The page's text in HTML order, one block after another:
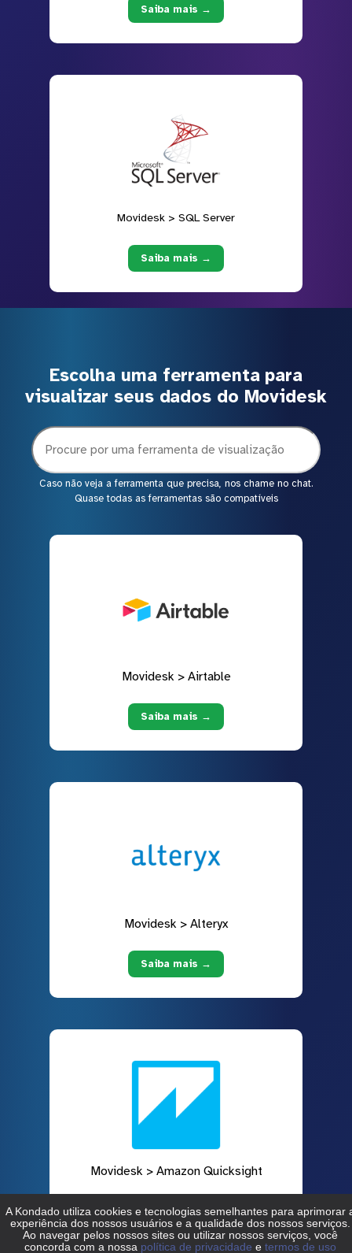
Saiba mais →
Movidesk > SQL Server
Saiba mais →
Escolha uma ferramenta para
visualizar seus dados do Movidesk
Caso não veja a ferramenta que precisa, nos chame no chat.
Quase todas as ferramentas são compatíveis
Movidesk > Airtable
Saiba mais →
Movidesk > Alteryx
Saiba mais →
Movidesk > Amazon Quicksight
Saiba mais →